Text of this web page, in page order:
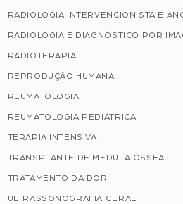
RADIOLOGIA INTERVENCIONISTA E
RADIOLOGIA E DIAGNÓSTICO POR
RADIOTERAPIA
REPRODUÇÃO HUMANA
REUMATOLOGIA
REUMATOLOGIA PEDIÁTRICA
TERAPIA INTENSIVA
TRANSPLANTE DE MEDULA ÓSSEA
TRATAMENTO DA DOR
ULTRASSONOGRAFIA GERAL